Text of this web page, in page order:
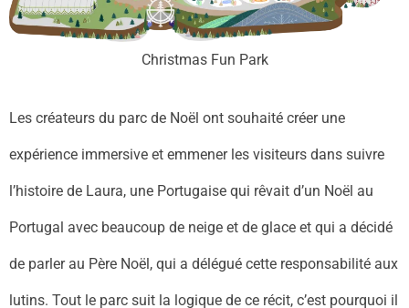
Christmas Fun Park
Les créateurs du parc de Noël ont souhaité créer une
expérience immersive et emmener les visiteurs dans suivre
l’histoire de Laura, une Portugaise qui rêvait d’un Noël au
Portugal avec beaucoup de neige et de glace et qui a décidé
de parler au Père Noël, qui a délégué cette responsabilité aux
lutins. Tout le parc suit la logique de ce récit, c’est pourquoi il